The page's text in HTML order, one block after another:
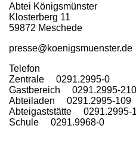
Abtei Königsmünster
Klosterberg 11
59872 Meschede
presse@koenigsmuenster.de
Telefon
Zentrale 0291.2995-0
Gastbereich 0291.2995-210
Abteiladen 0291.2995-109
Abteigaststätte 0291.2995-
Schule 0291.9968-0